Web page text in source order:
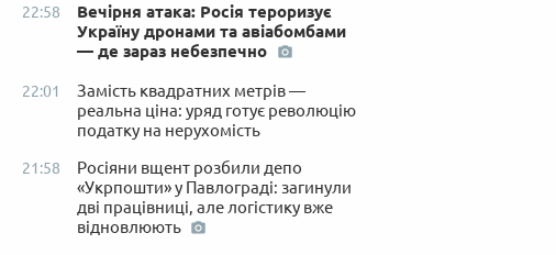
22:58
Вечірня атака: Росія тероризує
Україну дронами та авіабомбами
— де зараз небезпечно
22:01
Замість квадратних метрів —
реальна ціна: уряд готує революцію
податку на нерухомість
21:58
Росіяни вщент розбили депо
«Укрпошти» у Павлограді: загинули
дві працівниці, але логістику вже
відновлюють